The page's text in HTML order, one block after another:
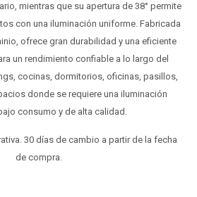
mientras que su apertura de 38° permite
con una iluminación uniforme. Fabricada
ofrece gran durabilidad y una eficiente
un rendimiento confiable a lo largo del
cocinas, dormitorios, oficinas, pasillos,
donde se requiere una iluminación
consumo y de alta calidad.
30 días de cambio a partir de la fecha
de compra.